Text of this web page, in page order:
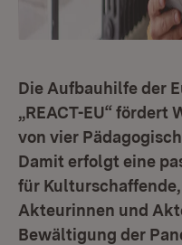
Die Aufbauhilfe der
„REACT-EU“
von vier
Damit erfolgt eine
für
Akteurinnen und
Bewältigung der